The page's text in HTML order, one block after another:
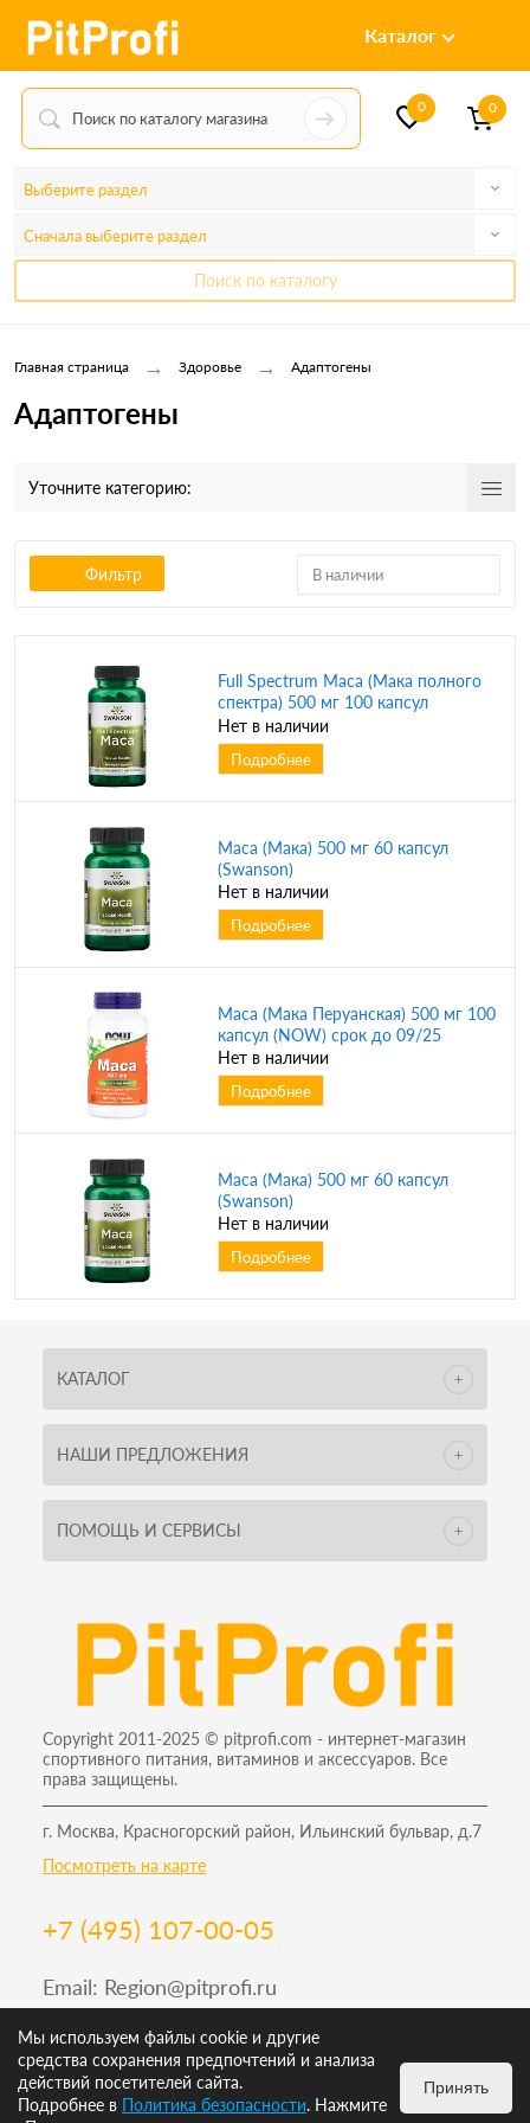
Каталог
0 0
Выберите раздел
Сначала выберите раздел
Поиск по каталогу
Главная страница → Здоровье → Адаптогены
Адаптогены
Уточните категорию:
Фильтр В наличии
Full Spectrum Maca (Мака полного
спектра) 500 мг 100 капсул
(Swanson)
Нет в наличии
Подробнее
Maca (Мака) 500 мг 60 капсул
(Swanson)
Нет в наличии
Подробнее
Maca (Мака Перуанская) 500 мг 100
капсул (NOW) срок до 09/25
Нет в наличии
Подробнее
Maca (Мака) 500 мг 60 капсул
(Swanson)
Нет в наличии
Подробнее
КАТАЛОГ
НАШИ ПРЕДЛОЖЕНИЯ
ПОМОЩЬ И СЕРВИСЫ
Copyright 2011-2025 © pitprofi.com - интернет-магазин
спортивного питания, витаминов и аксессуаров. Все
права защищены.
г. Москва, Красногорский район, Ильинский бульвар, д.7
Посмотреть на карте
+7 (495) 107-00-05
Email: Region@pitprofi.ru
График работы Пн-Пт: 9-19, Сб: 10-18 Вс: 12-18
Мы используем файлы cookie и другие
средства сохранения предпочтений и анализа
действий посетителей сайта.
Подробнее в Политика безопасности. Нажмите
Принять